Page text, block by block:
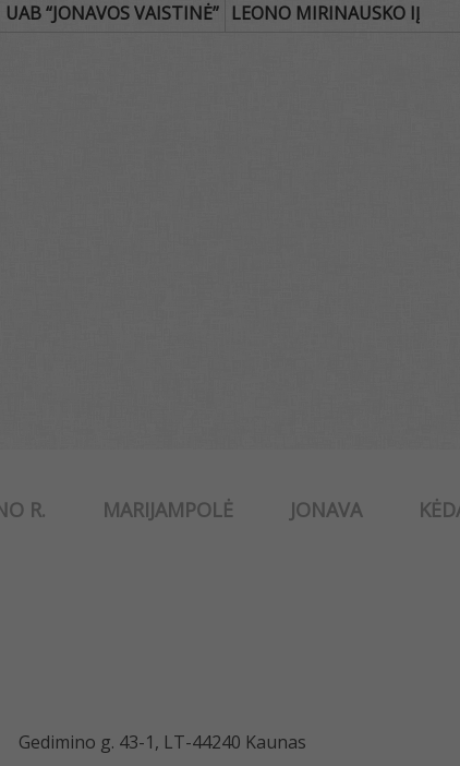
UAB “JONAVOS VAISTINĖ” LEONO MIRINAUSKO IĮ
R. MARIJAMPOLĖ JONAVA
Gedimino g. 43-1, LT-44240 Kaunas